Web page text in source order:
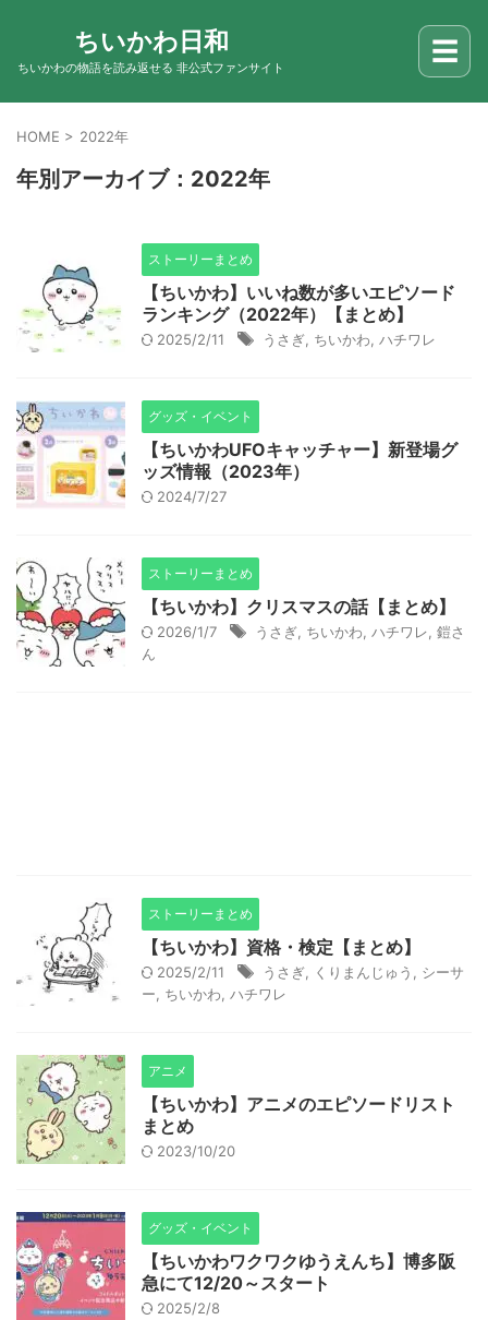
ちいかわ日和
ちいかわの物語を読み返せる 非公式ファンサイト ☰
HOME > 2022年
年別アーカイブ：2022年
ストーリーまとめ
【ちいかわ】いいね数が多いエピソード
ランキング（2022年）【まとめ】
2025/2/11 うさぎ ちいかわ ハチワレ
グッズ・イベント
【ちいかわUFOキャッチャー】新登場グ
ッズ情報（2023年）
2024/7/27
ストーリーまとめ
【ちいかわ】クリスマスの話【まとめ】
2026/1/7 うさぎ ちいかわ ハチワレ 鎧さ
ん
ストーリーまとめ
【ちいかわ】資格・検定【まとめ】
2025/2/11 うさぎ くりまんじゅう
シーサ
ー
ちいかわ ハチワレ
アニメ
【ちいかわ】アニメのエピソードリスト
まとめ
2023/10/20
グッズ・イベント
【ちいかわワクワクゆうえんち】博多阪
急にて12/20～スタート
2025/2/8